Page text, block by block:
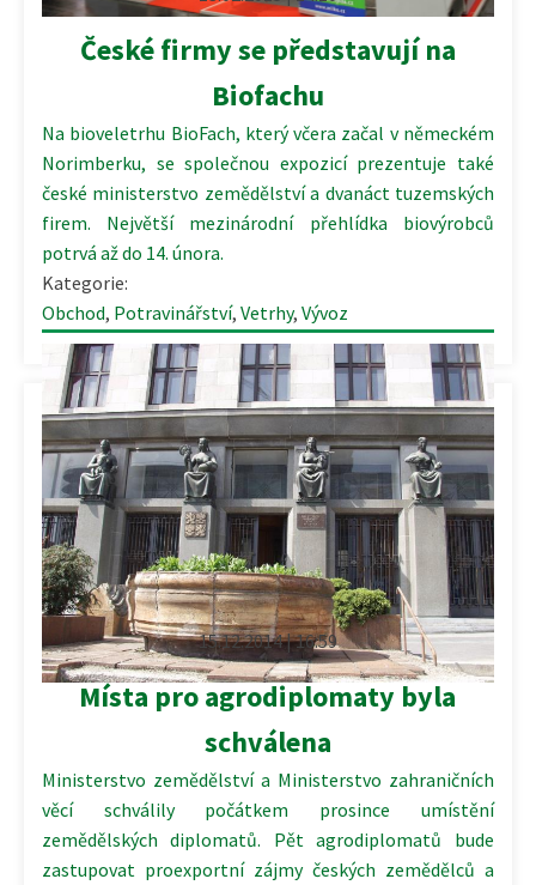
České firmy se představují na
Biofachu
Na bioveletrhu BioFach, který včera začal v německém
Norimberku, se společnou expozicí prezentuje také
české ministerstvo zemědělství a dvanáct tuzemských
firem. Největší mezinárodní přehlídka biovýrobců
potrvá až do 14. února.
Kategorie:
Obchod, Potravinářství, Vetrhy, Vývoz
15.12.2014 | 16:59
Místa pro agrodiplomaty byla
schválena
Ministerstvo zemědělství a Ministerstvo zahraničních
věcí schválily počátkem prosince umístění
zemědělských diplomatů. Pět agrodiplomatů bude
zastupovat proexportní zájmy českých zemědělců a